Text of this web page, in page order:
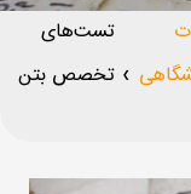
❯
تست‌های
تخصص بتن